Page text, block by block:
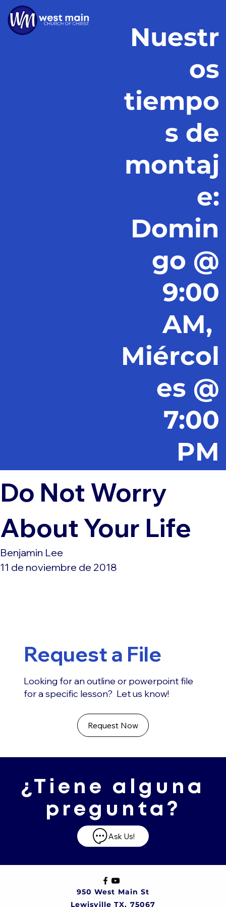
Nuestr
os
tiempo
s de
montaj
e:
Domin
go @
9:00
AM,
Miércol
es @
7:00
PM
Do Not Worry
About Your Life
Benjamin Lee
11 de noviembre de 2018
Request a File
Looking for an outline or powerpoint file
for a specific lesson? Let us know!
Request Now
¿Tiene alguna
pregunta?
Ask Us!
950 West Main St
Lewisville TX, 75067